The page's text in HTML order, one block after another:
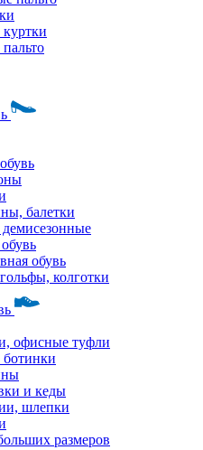
балетки
обувь
колготки
офисные туфли
и кеды
шлепки
размеров